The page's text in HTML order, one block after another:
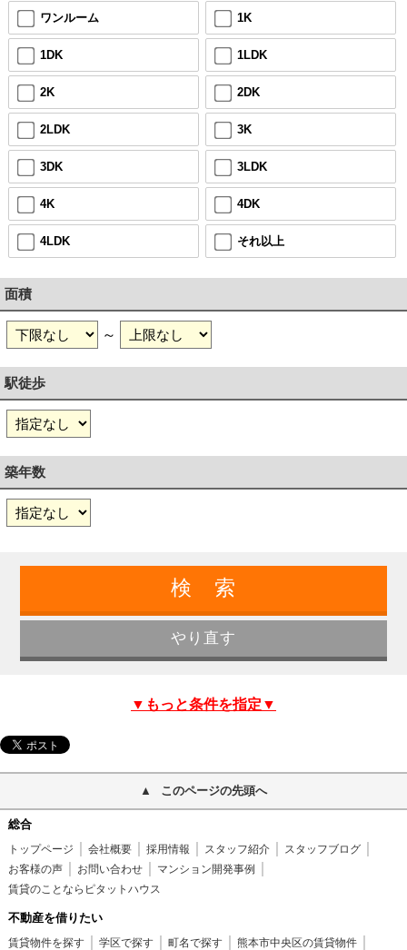
ワンルーム 1K
1DK 1LDK
2K 2DK
2LDK 3K
3DK 3LDK
4K 4DK
4LDK それ以上
面積
～
駅徒歩
築年数
▼もっと条件を指定▼
このページの先頭へ
総合
トップページ 会社概要 採用情報 スタッフ紹介
スタッフブログ
お客様の声
お問い合わせ
マンション開発事例
賃貸のことならピタットハウス
不動産を借りたい
賃貸物件を探す 学区で探す 町名で探す
熊本市中央区の賃貸物件